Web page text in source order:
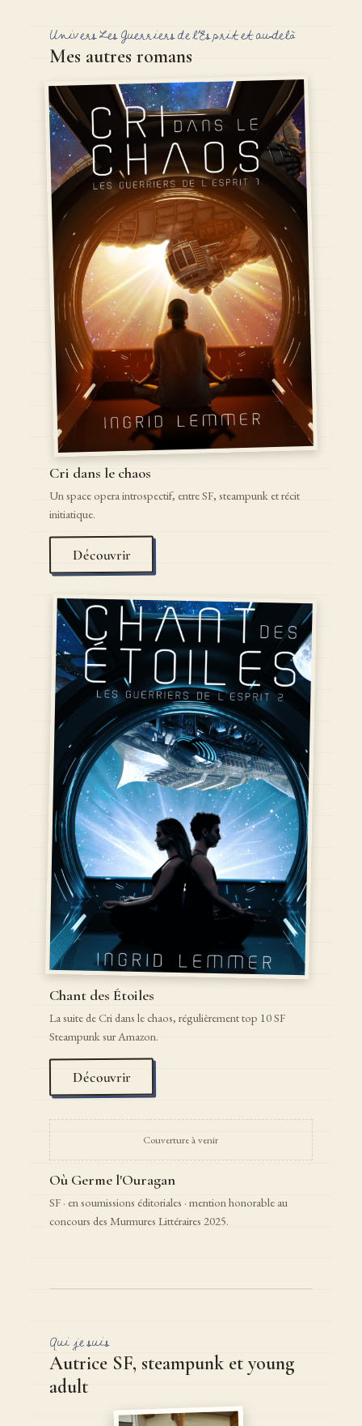
Univers Les Guerriers de l'Esprit et au-delà
Mes autres romans
Cri dans le chaos
Un space opera introspectif, entre SF, steampunk et récit
initiatique.
Découvrir
Chant des Étoiles
La suite de Cri dans le chaos, régulièrement top 10 SF
Steampunk sur Amazon.
Découvrir
Couverture à venir
Où Germe l'Ouragan
SF · en soumissions éditoriales · mention honorable au
concours des Murmures Littéraires 2025.
Qui je suis
Autrice SF, steampunk et young
adult